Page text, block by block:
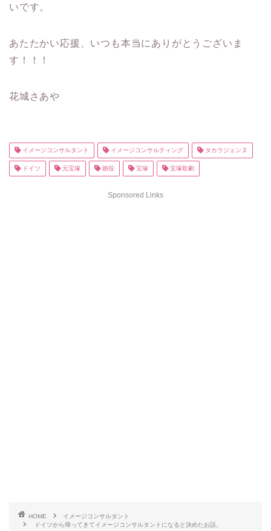
いです。
あたたかい応援、いつも本当にありがとうございま
す！！！
花城さあや
イメージコンサルタント イメージコンサルティング タカラジェンヌ
ドイツ 元宝塚 娘役 宝塚 宝塚歌劇
Sponsored Links
HOME
イメージコンサルタント
ドイツから帰ってきてイメージコンサルタントになると決めたお話。